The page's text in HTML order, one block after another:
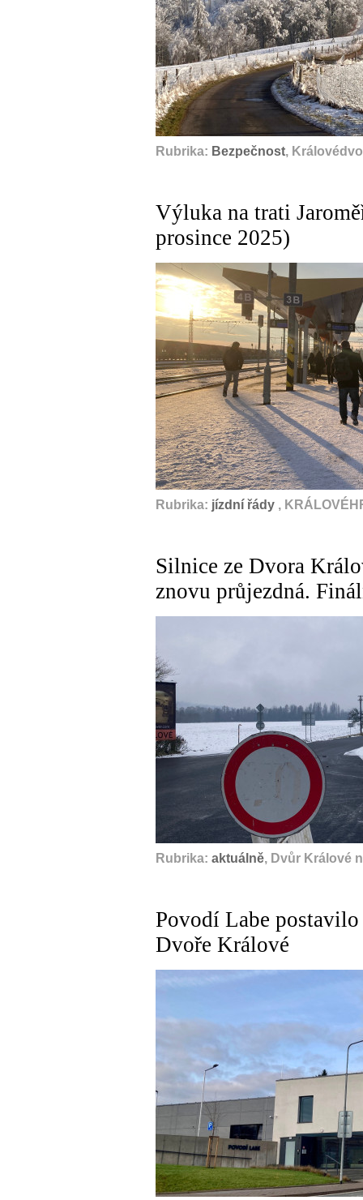
Rubrika: Bezpečnost,
Výluka na trati
prosince 2025)
Rubrika: jízdní řády ,
Silnice ze Dvora
znovu průjezdná.
Rubrika: aktuálně, Dvůr Králové
Povodí Labe
Dvoře Králové